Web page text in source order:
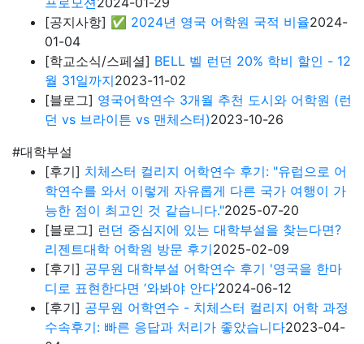
[후기] 공무원 어학연수 - 치체스터 컬리지 어학 과정
수속후기: 빠른 응답과 처리가 좋았습니다2023-04-
04
[후기]공무원 어학연수 본머스앤풀컬리지 후기 : 도
움이 필요할 때 적극적으로 해결해주려는 점이 만족
스럽습니다.2022-09-20
[후기]
하우스 런던2026-07-15
[후기] [신촌지사] 영국어학연수 후기ㅣELC 이스트
본 6개월 연수중인 학생의 60일차 솔직한 이야기
2026-06-29
[블로그] 영국 어학연수, 리즈(Leeds)는 어떨까 — 베
이스워터 리즈 방문 후기2026-06-06
[학교소식/스페셜]시간과 생활비를 획기적으로 줄이
는 카플란 속성 프로그램 + 최대 £4,000 장학금 혜
택!2026-03-12